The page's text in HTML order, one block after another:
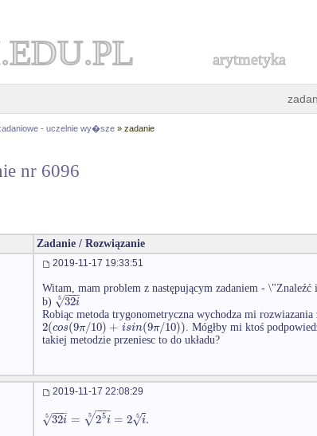
arytmetyka
- uczelnie wy�sze » zadanie
nr 6096
Zadanie / Rozwiązanie
2019-11-17 19:33:51
Witam, mam problem z następującym zadaniem - \"Znaleźć
b)
32i
−−
−
√
5
Robiąc metoda trygonometryczna wychodza mi rozwiazania
2(cos(9π/10) + isin(9π/10)). Mógłby mi ktoś
takiej metodzie przeniesc to do układu?
2019-11-17 22:08:29
32i
−−
−
√
5 = 25i
−−
−
√
5 = 2 i
√
5 .